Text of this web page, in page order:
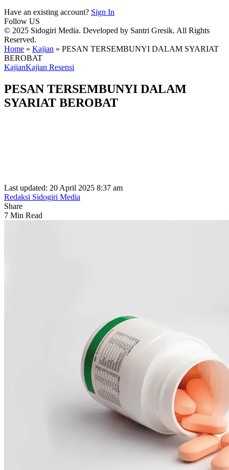
Have an existing account? Sign In
Follow US
© 2025 Sidogiri Media. Developed by Santri Gresik. All Rights
Reserved.
Home » Kajian » PESAN TERSEMBUNYI DALAM SYARIAT
BEROBAT
KajianKajian Resensi
PESAN TERSEMBUNYI DALAM
SYARIAT BEROBAT
Last updated: 20 April 2025 8:37 am
Redaksi Sidogiri Media
Share
7 Min Read